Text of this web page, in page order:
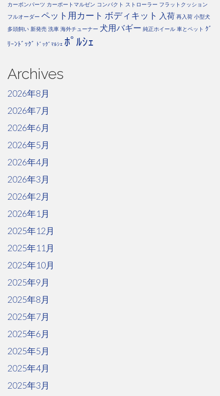
カーボンパーツ カーポートマルゼン コンパクト ストローラー フラットクッション
フルオーダー ペット用カート ボディキット 入荷 再入荷 小型犬
多頭飼い 新発売 洗車 海外チューナー 犬用バギー 純正ホイール 車とペット ｸﾞ
ﾘｰﾝﾄﾞｯｸﾞ ﾄﾞｯｸﾞﾏﾙｼｪ ﾎﾟﾙｼｪ
Archives
2026年8月
2026年7月
2026年6月
2026年5月
2026年4月
2026年3月
2026年2月
2026年1月
2025年12月
2025年11月
2025年10月
2025年9月
2025年8月
2025年7月
2025年6月
2025年5月
2025年4月
2025年3月